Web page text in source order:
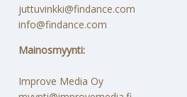
juttuvinkki@findance.com
info@findance.com
Mainosmyynti:
Improve Media Oy